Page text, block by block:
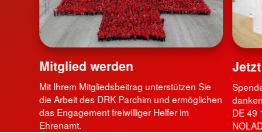
Mitglied werden
Mit Ihrem Mitgliedsbeitrag unterstützen Sie
die Arbeit des DRK Parchim und ermöglichen
das Engagement freiwilliger Helfer im
Ehrenamt.
DE 49